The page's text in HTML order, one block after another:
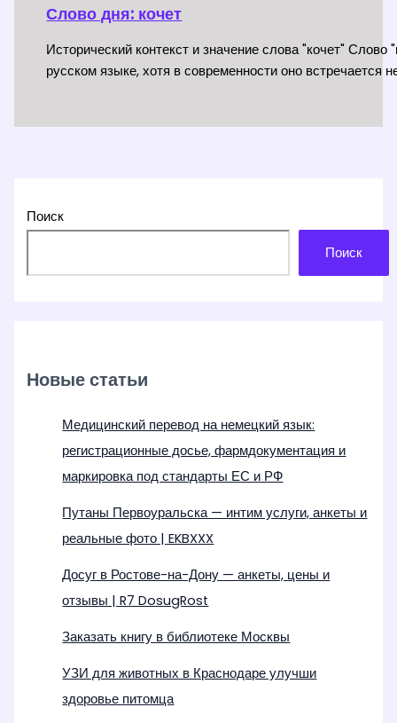
Слово дня: кочет
Исторический контекст и значение слова "кочет"
русском языке, хотя в современности оно встречается
Поиск
Поиск
Новые статьи
Медицинский перевод на немецкий язык:
регистрационные досье, фармдокументация и
маркировка под стандарты ЕС и РФ
Путаны Первоуральска — интим услуги, анкеты и
реальные фото | EKBXXX
Досуг в Ростове-на-Дону — анкеты, цены и
отзывы | R7 DosugRost
Заказать книгу в библиотеке Москвы
УЗИ для животных в Краснодаре улучши
здоровье питомца